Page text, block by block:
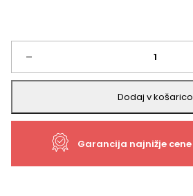
–
Stenska
nalepka
Prestigo
Dodaj v košarico
Garancija najnižje cene